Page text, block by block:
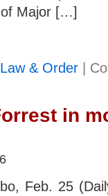
of Major […]
Law & Order|
in
Feb. 25